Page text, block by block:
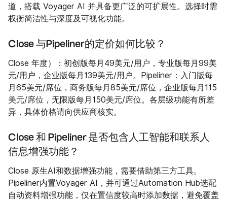
道，搭载 Voyager AI 并具备更广泛的可扩展性。选择时需
权衡简洁性与深度及可视化功能。
Close 与Pipeliner的定价如何比较？
Close 年度）：初创版每月49美元/用户，专业版每月99美
元/用户，企业版每月139美元/用户。Pipeliner：入门版每
月65美元/席位，商务版每月85美元/席位，企业版每月115
美元/席位，无限版每月150美元/席位。各层级功能有所差
异，具体价格请向供应商核实。
Close 和 Pipeliner 是否包含人工智能和联系人
信息增强功能？
Close 原生AI和数据增强功能，需要借助第三方工具。
Pipeliner内置Voyager AI，并可通过Automation Hub选配
自动资料增强功能，仅在置信度较高时添加数据，避免覆盖